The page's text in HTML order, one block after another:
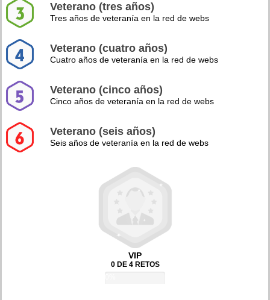
Veterano (tres años)
Tres años de veteranía en la red de webs
Veterano (cuatro años)
Cuatro años de veteranía en la red de webs
Veterano (cinco años)
Cinco años de veteranía en la red de webs
Veterano (seis años)
Seis años de veteranía en la red de webs
VIP
0 DE 4 RETOS